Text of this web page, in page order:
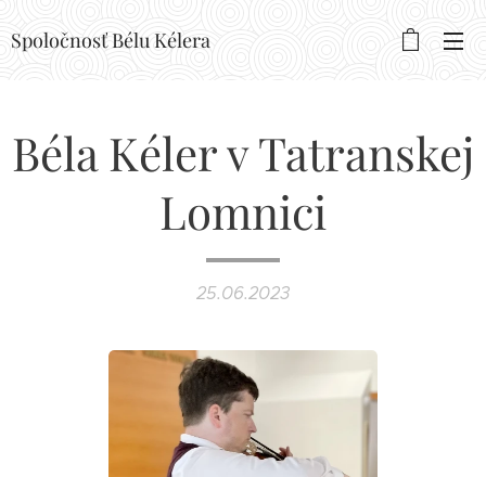
Spoločnosť Bélu Kélera
Béla Kéler v Tatranskej
Lomnici
25.06.2023